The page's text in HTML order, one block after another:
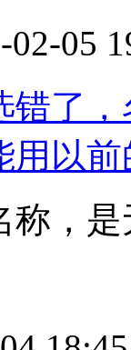
02-05
错了
用以
称，